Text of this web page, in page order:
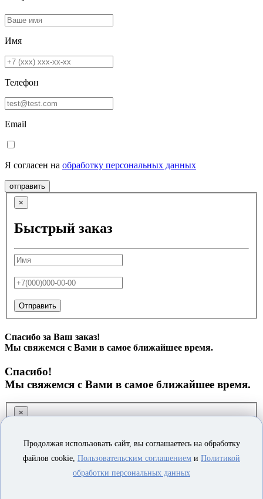
Имя
Телефон
Email
Я согласен на обработку персональных данных
отправить
×
Быстрый заказ
Отправить
Спасибо за Ваш заказ!
Мы свяжемся с Вами в самое ближайшее время.
Спасибо!
Мы свяжемся с Вами в самое ближайшее время.
×
Заказ обратного звонка
Продолжая использовать сайт, вы соглашаетесь на обработку
файлов cookie, Пользовательским соглашением и Политикой
обработки персональных данных